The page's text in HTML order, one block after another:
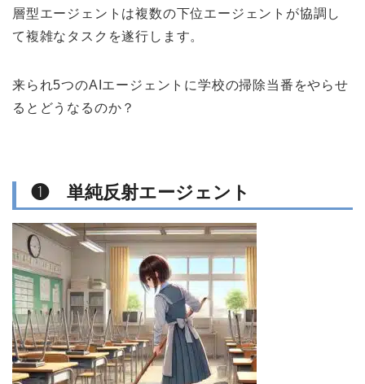
層型エージェントは複数の下位エージェントが協調し
て複雑なタスクを遂行します。
来られ5つのAIエージェントに学校の掃除当番をやらせ
るとどうなるのか？
❶ 単純反射エージェント